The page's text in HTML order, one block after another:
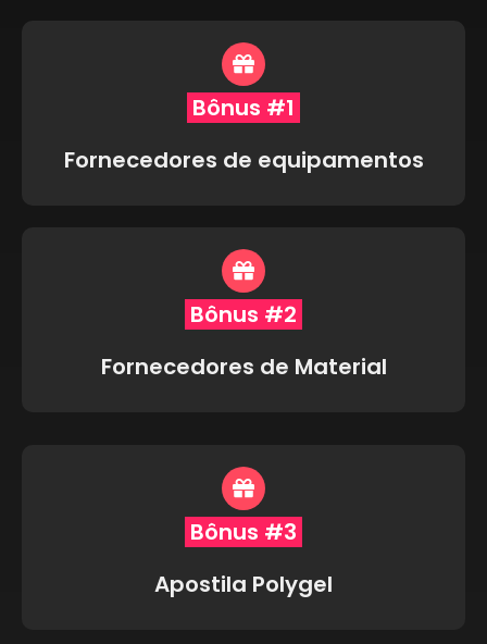
Bônus #1
Fornecedores de equipamentos
Bônus #2
Fornecedores de Material
Bônus #3
Apostila Polygel